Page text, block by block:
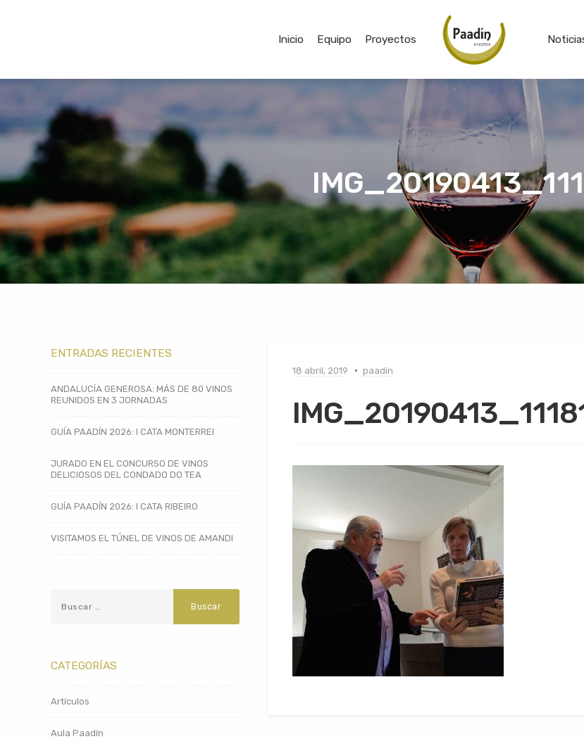
Inicio Equipo Proyectos
18 abril, 2019 paadin
ENTRADAS RECIENTES
ANDALUCÍA GENEROSA: MÁS DE 80 VINOS
REUNIDOS EN 3 JORNADAS
GUÍA PAADÍN 2026: I CATA MONTERREI
JURADO EN EL CONCURSO DE VINOS
DELICIOSOS DEL CONDADO DO TEA
GUÍA PAADÍN 2026: I CATA RIBEIRO
VISITAMOS EL TÚNEL DE VINOS DE AMANDI
CATEGORÍAS
Artículos
Aula Paadín